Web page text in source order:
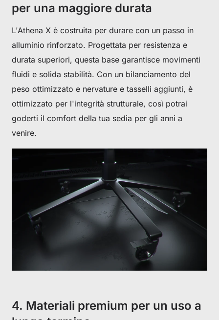
per una maggiore durata
L'Athena X è costruita per durare con un passo in
alluminio rinforzato. Progettata per resistenza e
durata superiori, questa base garantisce movimenti
fluidi e solida stabilità. Con un bilanciamento del
peso ottimizzato e nervature e tasselli aggiunti, è
ottimizzato per l'integrità strutturale, così potrai
goderti il ​​comfort della tua sedia per gli anni a
venire.
4. Materiali premium per un uso a